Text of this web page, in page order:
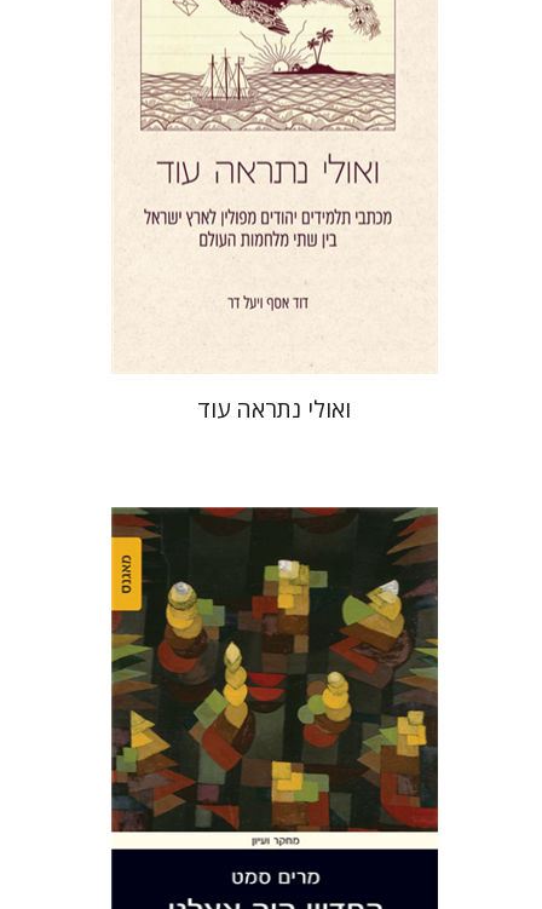
הנחת אתר ספר מודפס
$46
$41
ואולי נתראה עוד
מרים סמט
הנחת אתר ספר מודפס